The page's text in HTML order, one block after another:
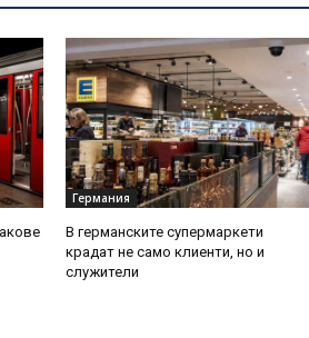
Германия
В германските супермаркети
крадат не само клиенти, но и
служители